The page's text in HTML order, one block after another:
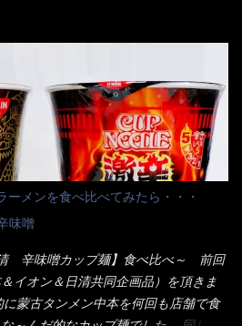
イ料理屋さんには、辛味剤・酢・ナ
きたものです。 でも流石にファミレ
残念だ～ 今回はすかいらーくグルー
現して提供しているか？を見るだけ
ーリーバジルなのです。 肉は通常チ
。 肉は挽肉みたいなミンチではな
。 それに現地バンコクでは、卵は固
全熟の目玉焼きで、これは日本風
やっぱり調味料の【スパイスガール
、ブリッキーヌの粉末をよく掛け辛
品をリリースするの？ 確かに販売価
円位で、ごつ盛り天ぷらそばは98円
ないか！？ そこで何が違うか・・・
みた。 ■原材料 比較（相手に含まれ
のたぬき 油揚げめん(小麦粉(国内製
性たん白、食塩、とろろ芋、卵白)、
まぼこ )、添付調味料(砂糖、食塩、し
加水分解物、香辛料、ねぎ、香味油
ミノ酸等)、炭酸カルシウム、カラメ
多糖類、レシチン、酸化防止剤(ビタ
コウジ色素、香料、ビタミンB2、ビ
カロチン色素 、(一部にえび・小麦・
メンを食べ比べてみたら・・・
味噌
辛味噌カップ麺】食べ比べ～ 前回
イオン＆日清共同企画品）を頂きま
蒙古タンメン中本を何回も店舗で食